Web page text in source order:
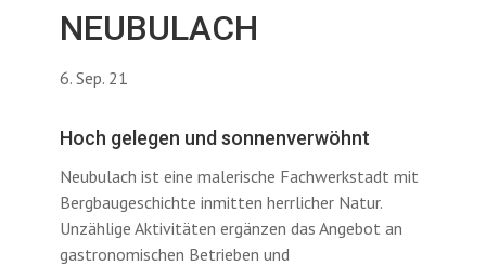
NEUBULACH
6. Sep. 21
Hoch gelegen und sonnenverwöhnt
Neubulach ist eine malerische Fachwerkstadt mit
Bergbaugeschichte inmitten herrlicher Natur.
Unzählige Aktivitäten ergänzen das Angebot an
gastronomischen Betrieben und